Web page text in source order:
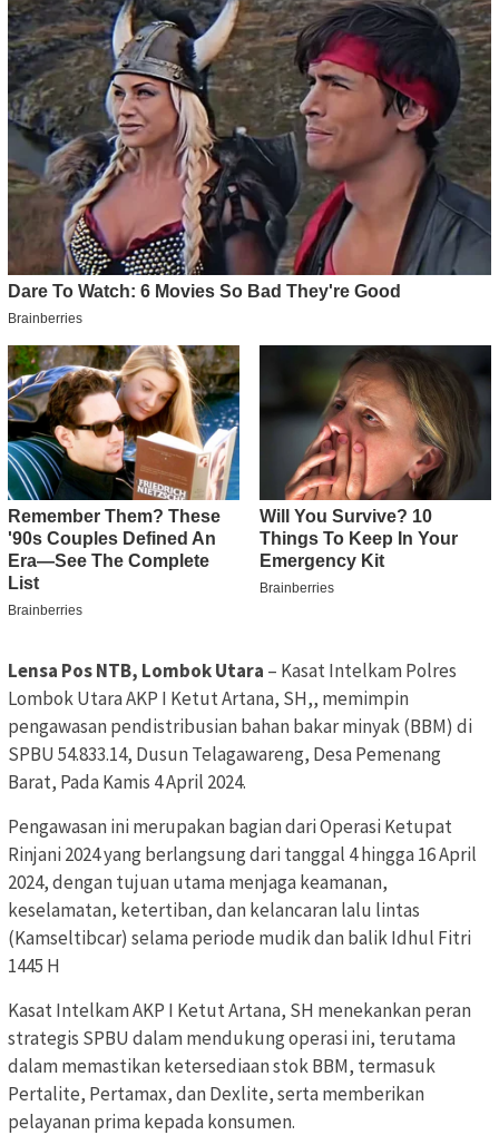
Lensa Pos NTB, Lombok Utara – Kasat Intelkam Polres
Lombok Utara AKP I Ketut Artana, SH,, memimpin
pengawasan pendistribusian bahan bakar minyak (BBM) di
SPBU 54.833.14, Dusun Telagawareng, Desa Pemenang
Barat, Pada Kamis 4 April 2024.
Pengawasan ini merupakan bagian dari Operasi Ketupat
Rinjani 2024 yang berlangsung dari tanggal 4 hingga 16 April
2024, dengan tujuan utama menjaga keamanan,
keselamatan, ketertiban, dan kelancaran lalu lintas
(Kamseltibcar) selama periode mudik dan balik Idhul Fitri
1445 H
Kasat Intelkam AKP I Ketut Artana, SH menekankan peran
strategis SPBU dalam mendukung operasi ini, terutama
dalam memastikan ketersediaan stok BBM, termasuk
Pertalite, Pertamax, dan Dexlite, serta memberikan
pelayanan prima kepada konsumen.